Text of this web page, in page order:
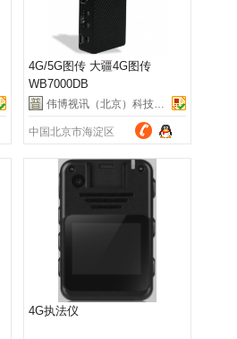
4G/5G图传 大疆4G图传
WB7000DB
伟博视讯（北京）科技有限公司
中国北京市海淀区
4G执法仪